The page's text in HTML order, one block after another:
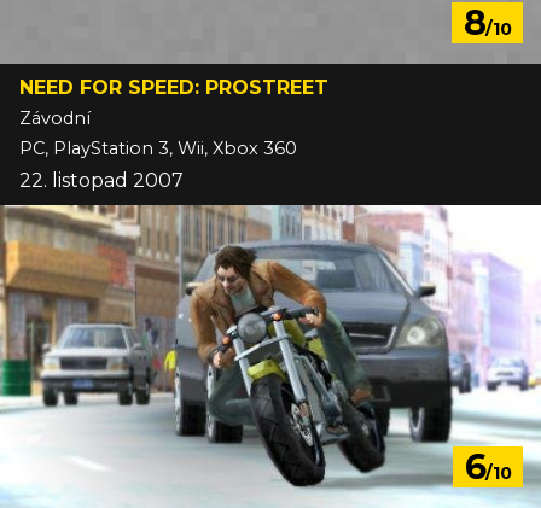
8/10
NEED FOR SPEED: PROSTREET
Závodní
PC, PlayStation 3, Wii, Xbox 360
22. listopad 2007
6/10